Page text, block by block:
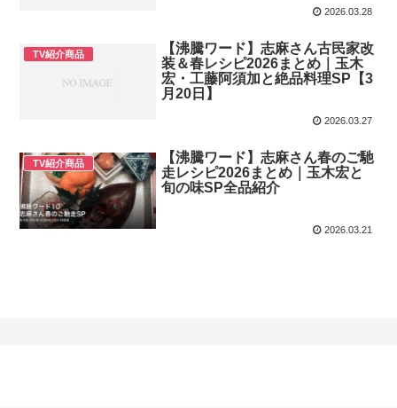
2026.03.28
TV紹介商品
【沸騰ワード】志麻さん古民家改
装＆春レシピ2026まとめ｜玉木
宏・工藤阿須加と絶品料理SP【3
月20日】
2026.03.27
TV紹介商品
【沸騰ワード】志麻さん春のご馳
走レシピ2026まとめ｜玉木宏と
旬の味SP全品紹介
2026.03.21